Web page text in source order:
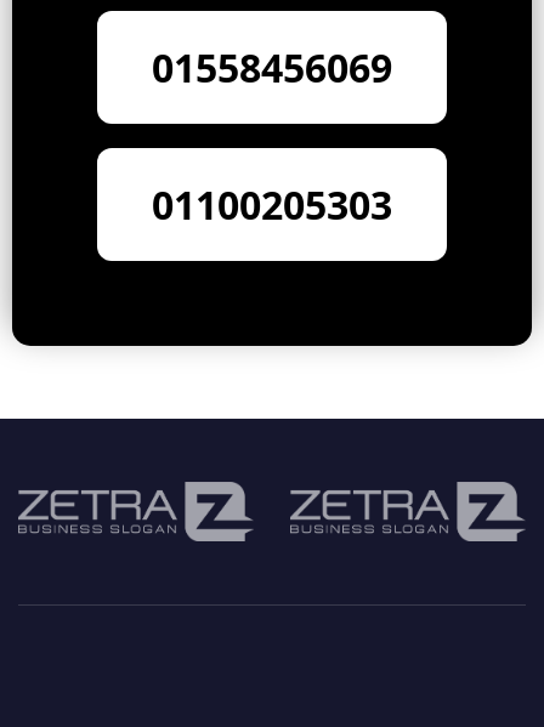
01558456069
01100205303